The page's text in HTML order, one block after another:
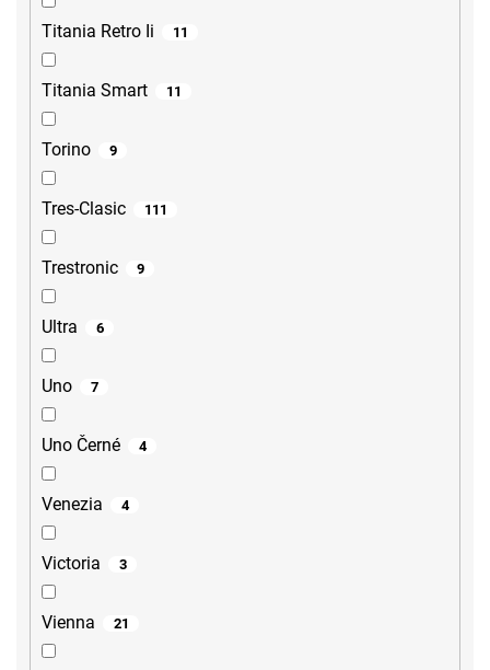
Titania Retro Ii 11
Titania Smart 11
Torino 9
Tres-Clasic 111
Trestronic 9
Ultra 6
Uno 7
Uno Černé 4
Venezia 4
Victoria 3
Vienna 21